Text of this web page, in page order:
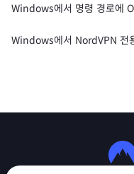
Windows에서 명령 경로에
Windows에서 NordVPN 전